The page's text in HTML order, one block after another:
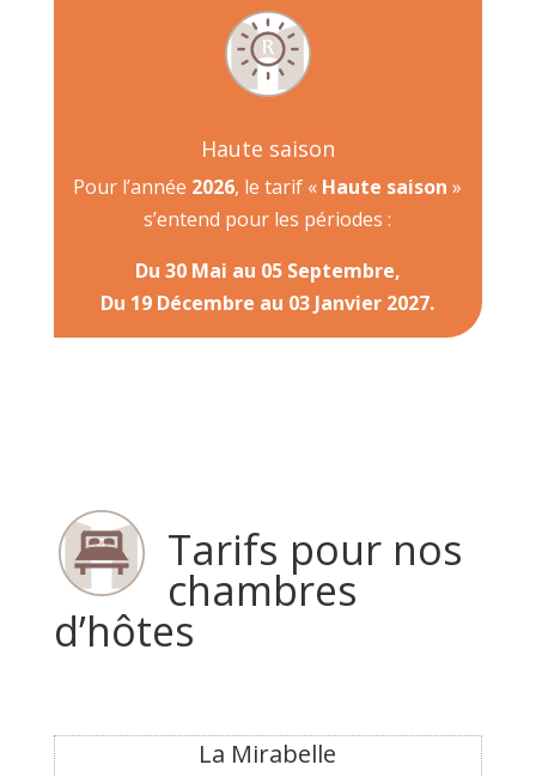
Haute saison
Pour l’année 2026, le tarif « Haute saison »
s’entend pour les périodes :
Du 30 Mai au 05 Septembre,
Du 19 Décembre au 03 Janvier 2027.
Tarifs pour nos
chambres
d’hôtes
La Mirabelle